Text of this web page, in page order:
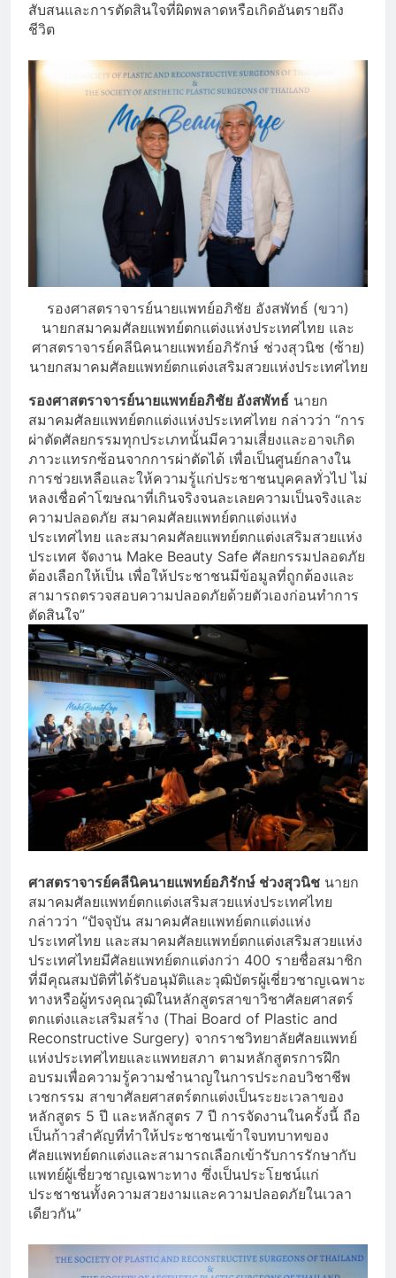
สับสนและการตัดสินใจที่ผิดพลาดหรือเกิดอันตรายถึง
ชีวิต
รองศาสตราจารย์นายแพทย์อภิชัย อังสพัทธ์ (ขวา)
นายกสมาคมศัลยแพทย์ตกแต่งแห่งประเทศไทย และ
ศาสตราจารย์คลีนิคนายแพทย์อภิรักษ์ ช่วงสุวนิช (ซ้าย)
นายกสมาคมศัลยแพทย์ตกแต่งเสริมสวยแห่งประเทศไทย
รองศาสตราจารย์นายแพทย์อภิชัย อังสพัทธ์ นายก
สมาคมศัลยแพทย์ตกแต่งแห่งประเทศไทย กล่าวว่า “การ
ผ่าตัดศัลยกรรมทุกประเภทนั้นมีความเสี่ยงและอาจเกิด
ภาวะแทรกซ้อนจากการผ่าตัดได้ เพื่อเป็นศูนย์กลางใน
การช่วยเหลือและให้ความรู้แก่ประชาชนบุคคลทั่วไป ไม่
หลงเชื่อคำโฆษณาที่เกินจริงจนละเลยความเป็นจริงและ
ความปลอดภัย สมาคมศัลยแพทย์ตกแต่งแห่ง
ประเทศไทย และสมาคมศัลยแพทย์ตกแต่งเสริมสวยแห่ง
ประเทศ จัดงาน Make Beauty Safe ศัลยกรรมปลอดภัย
ต้องเลือกให้เป็น เพื่อให้ประชาชนมีข้อมูลที่ถูกต้องและ
สามารถตรวจสอบความปลอดภัยด้วยตัวเองก่อนทำการ
ตัดสินใจ”
ศาสตราจารย์คลีนิคนายแพทย์อภิรักษ์ ช่วงสุวนิช นายก
สมาคมศัลยแพทย์ตกแต่งเสริมสวยแห่งประเทศไทย
กล่าวว่า “ปัจจุบัน สมาคมศัลยแพทย์ตกแต่งแห่ง
ประเทศไทย และสมาคมศัลยแพทย์ตกแต่งเสริมสวยแห่ง
ประเทศไทยมีศัลยแพทย์ตกแต่งกว่า 400 รายชื่อสมาชิก
ที่มีคุณสมบัติที่ได้รับอนุมัติและวุฒิบัตรผู้เชี่ยวชาญเฉพาะ
ทางหรือผู้ทรงคุณวุฒิในหลักสูตรสาขาวิชาศัลยศาสตร์
ตกแต่งและเสริมสร้าง (Thai Board of Plastic and
Reconstructive Surgery) จากราชวิทยาลัยศัลยแพทย์
แห่งประเทศไทยและแพทยสภา ตามหลักสูตรการฝึก
อบรมเพื่อความรู้ความชำนาญในการประกอบวิชาชีพ
เวชกรรม สาขาศัลยศาสตร์ตกแต่งเป็นระยะเวลาของ
หลักสูตร 5 ปี และหลักสูตร 7 ปี การจัดงานในครั้งนี้ ถือ
เป็นก้าวสำคัญที่ทำให้ประชาชนเข้าใจบทบาทของ
ศัลยแพทย์ตกแต่งและสามารถเลือกเข้ารับการรักษากับ
แพทย์ผู้เชี่ยวชาญเฉพาะทาง ซึ่งเป็นประโยชน์แก่
ประชาชนทั้งความสวยงามและความปลอดภัยในเวลา
เดียวกัน”